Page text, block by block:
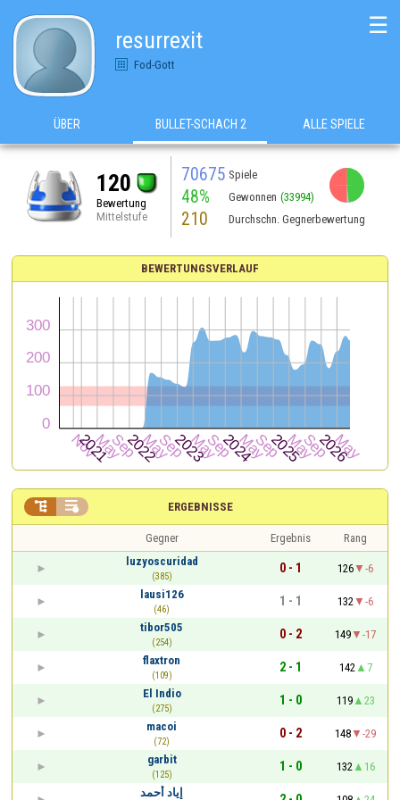
resurrexit
Fod-Gott
☰
ÜBER BULLET-SCHACH 2 ALLE SPIELE
120
Bewertung
Mittelstufe
70675 Spiele
48% Gewonnen (33994)
210 Durchschn. Gegnerbewertung
BEWERTUNGSVERLAUF
ERGEBNISSE
 
Gegner Ergebnis
Rang
luzyoscuridad
(385)
0 - 1 126
-6
lausi126
(46)
1 - 1 132
-6
tibor505
(254)
0 - 2 149
-17
flaxtron
(109)
2 - 1 142
7
El Indio
(275)
1 - 0 119
23
macoi
(72)
0 - 2 148
-29
garbit
(125)
1 - 0 132
16
إياد أحمد